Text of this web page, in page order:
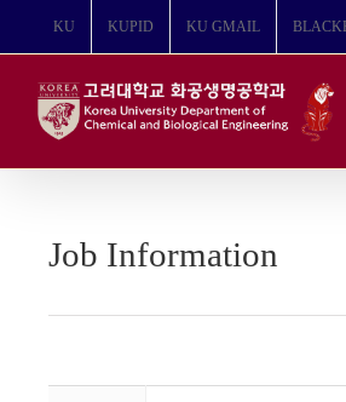
뛰
KU KUPID KU GMAIL
Job Information